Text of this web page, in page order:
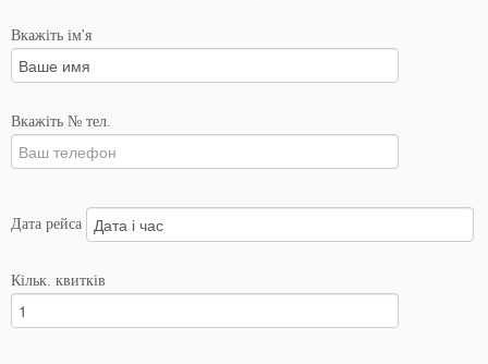
Вкажіть ім'я
Вкажіть № тел.
Дата рейса
Кільк. квитків